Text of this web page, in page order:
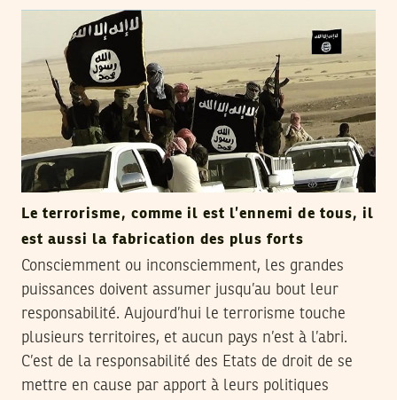
Le terrorisme, comme il est l’ennemi de tous, il
est aussi la fabrication des plus forts
Consciemment ou inconsciemment, les grandes
puissances doivent assumer jusqu’au bout leur
responsabilité. Aujourd’hui le terrorisme touche
plusieurs territoires, et aucun pays n’est à l’abri.
C’est de la responsabilité des Etats de droit de se
mettre en cause par apport à leurs politiques